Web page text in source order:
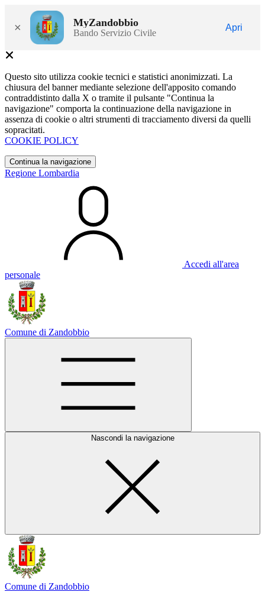
× MyZandobbio
Bando Servizio Civile
Apri
Questo sito utilizza cookie tecnici e statistici anonimizzati. La
chiusura del banner mediante selezione dell'apposito comando
contraddistinto dalla X o tramite il pulsante "Continua la
navigazione" comporta la continuazione della navigazione in
assenza di cookie o altri strumenti di tracciamento diversi da quelli
sopracitati.
COOKIE POLICY
Continua la navigazione
Regione Lombardia
Accedi all'area
personale
Comune di Zandobbio
Nascondi la navigazione
Comune di Zandobbio